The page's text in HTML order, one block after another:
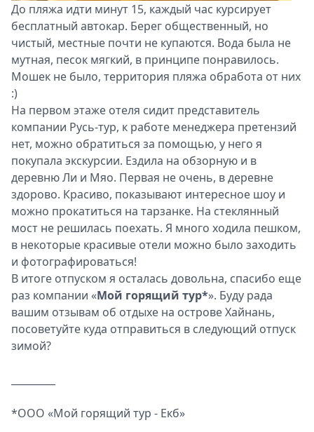
До пляжа идти минут 15, каждый час курсирует
бесплатный автокар. Берег общественный, но
чистый, местные почти не купаются. Вода была не
мутная, песок мягкий, в принципе понравилось.
Мошек не было, территория пляжа обработа от них
:)
На первом этаже отеля сидит представитель
компании Русь-тур, к работе менеджера претензий
нет, можно обратиться за помощью, у него я
покупала экскурсии. Ездила на обзорную и в
деревню Ли и Мяо. Первая не очень, в деревне
здорово. Красиво, показывают интересное шоу и
можно прокатиться на тарзанке. На стеклянный
мост не решилась поехать. Я много ходила пешком,
в некоторые красивые отели можно было заходить
и фотографироваться!
В итоге отпуском я осталась довольна, спасибо еще
раз компании «Мой горящий тур*». Буду рада
вашим отзывам об отдыхе на острове Хайнань,
посоветуйте куда отправиться в следующий отпуск
зимой?
*ООО «Мой горящий тур - Екб»